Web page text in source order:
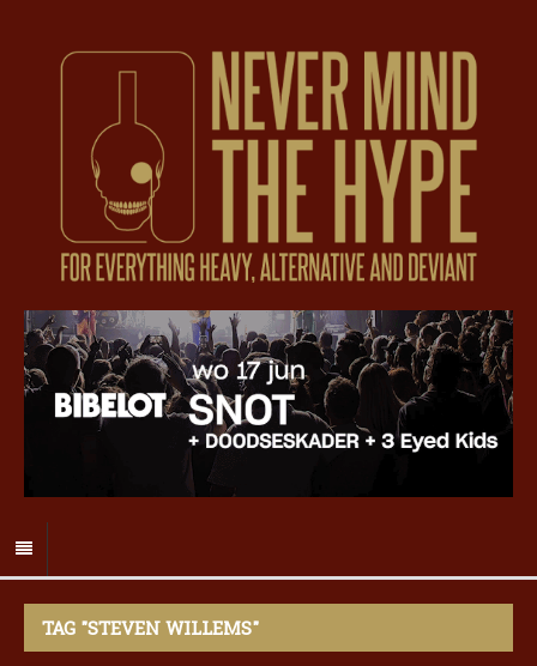
TAG "STEVEN WILLEMS"